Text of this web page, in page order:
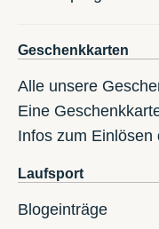
Geschenkkarten
Alle unsere
Eine
Infos zum
Laufsport
Blogeinträge